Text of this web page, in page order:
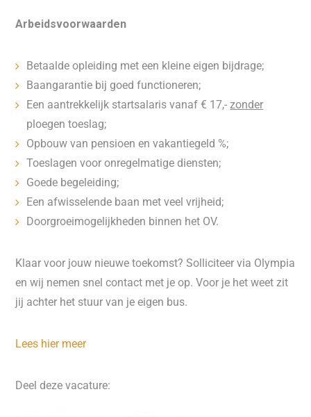
Arbeidsvoorwaarden
Betaalde opleiding met een kleine eigen bijdrage;
Baangarantie bij goed functioneren;
Een aantrekkelijk startsalaris vanaf € 17,-zonder
ploegen toeslag;
Opbouw van pensioen en vakantiegeld %;
Toeslagen voor onregelmatige diensten;
Goede begeleiding;
Een afwisselende baan met veel vrijheid;
Doorgroeimogelijkheden binnen het OV.
Klaar voor jouw nieuwe toekomst? Solliciteer via Olympia
en wij nemen snel contact met je op. Voor je het weet zit
jij achter het stuur van je eigen bus.
Lees hier meer
Deel deze vacature: